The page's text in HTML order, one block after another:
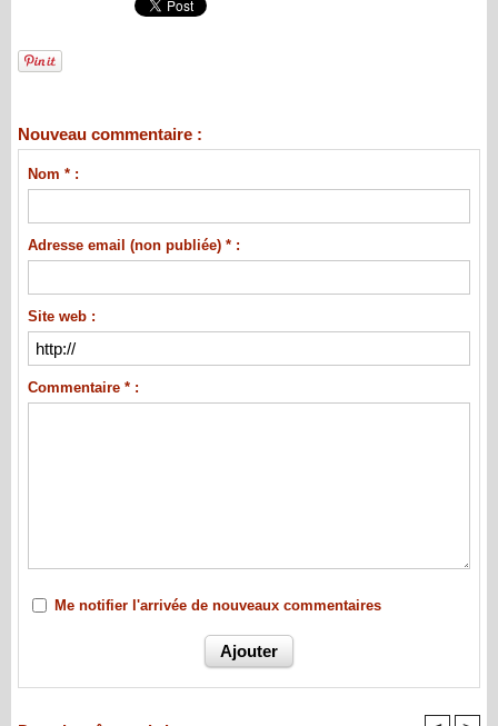
Nouveau commentaire :
Nom * :
Adresse email (non publiée) * :
Site web :
Commentaire * :
Me notifier l'arrivée de nouveaux commentaires